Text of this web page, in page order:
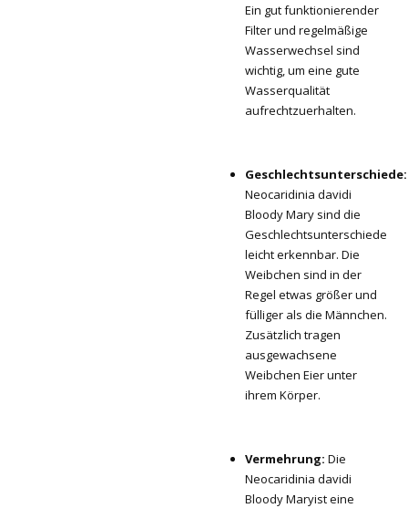
Ein gut funktionierender
Filter und regelmäßige
Wasserwechsel sind
wichtig, um eine gute
Wasserqualität
aufrechtzuerhalten.
Geschlechtsunterschiede:
Neocaridinia davidi
Bloody Mary sind die
Geschlechtsunterschiede
leicht erkennbar. Die
Weibchen sind in der
Regel etwas größer und
fülliger als die Männchen.
Zusätzlich tragen
ausgewachsene
Weibchen Eier unter
ihrem Körper.
Vermehrung: Die
Neocaridinia davidi
Bloody Maryist eine